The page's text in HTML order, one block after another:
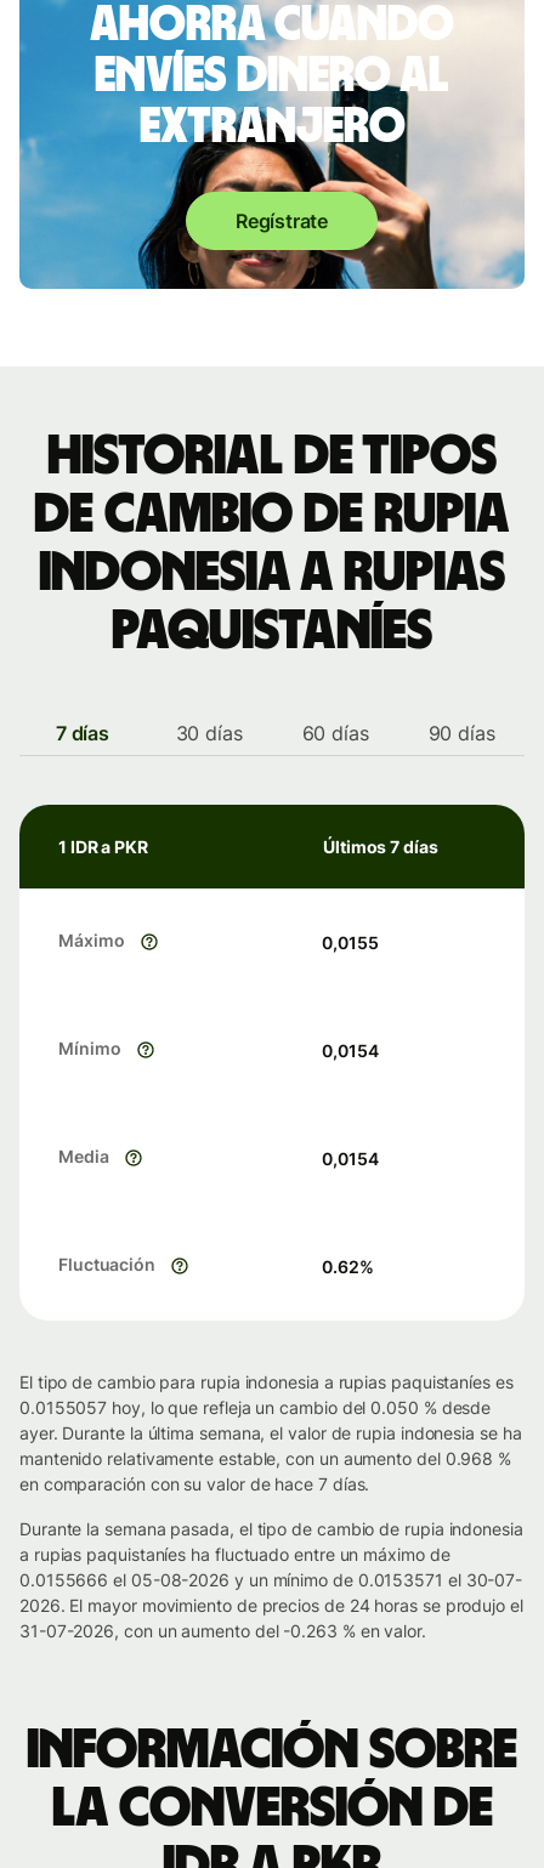
Ahorra cuando
envíes dinero al
extranjero
Regístrate
Historial de tipos
de cambio de rupia
indonesia a rupias
paquistaníes
7 días 30 días 60 días 90 días
1 IDR a PKR Últimos 7 días
Máximo 0,0155
Mínimo 0,0154
Media 0,0154
Fluctuación 0.62%
El tipo de cambio para rupia indonesia a rupias paquistaníes es
0.0155057 hoy, lo que refleja un cambio del 0.050 % desde
ayer. Durante la última semana, el valor de rupia indonesia se ha
mantenido relativamente estable, con un aumento del 0.968 %
en comparación con su valor de hace 7 días.
Durante la semana pasada, el tipo de cambio de rupia indonesia
a rupias paquistaníes ha fluctuado entre un máximo de
0.0155666 el 05-08-2026 y un mínimo de 0.0153571 el 30-07-
2026. El mayor movimiento de precios de 24 horas se produjo el
31-07-2026, con un aumento del -0.263 % en valor.
Información sobre
la conversión de